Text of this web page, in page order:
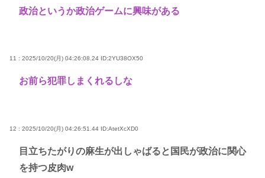
政治というか政治ゲームに興味がある
11 : 2025/10/20(月) 04:26:08.24 ID:2YU38OX50
お前ら犯罪しまくれるしな
12 : 2025/10/20(月) 04:26:51.44 ID:AtetXcXD0
目立ちたがりの麻生が出しゃばると国民が政治に関心
を持つ皮肉w